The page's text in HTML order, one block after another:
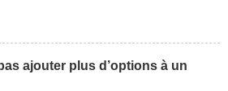
ajouter plus d’options à un